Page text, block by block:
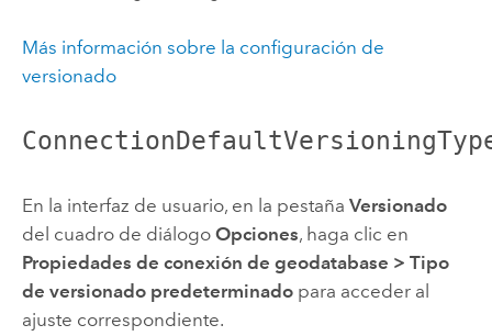
Más información sobre la configuración de
versionado
En la interfaz de usuario, en la pestaña Versionado
del cuadro de diálogo Opciones, haga clic en
Propiedades de conexión de geodatabase > Tipo
de versionado predeterminadopara acceder al
ajuste correspondiente.